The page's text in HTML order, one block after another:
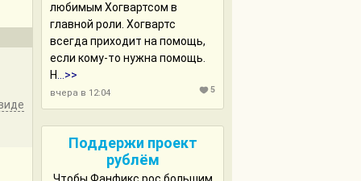
любимым Хогвартсом в
главной роли. Хогвартс
всегда приходит на помощь,
если кому-то нужна помощь.
Н
...>>
вчера в 12:04 5
Поддержи проект
рублём